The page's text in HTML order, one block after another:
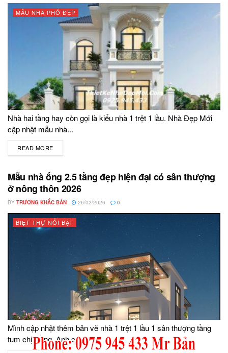
MẪU NHÀ PHỐ ĐẸP
Nhà hai tầng hay còn gọi là kiểu nhà 1 trệt 1 lầu. Nhà Đẹp Mới
cập nhật mẫu nhà...
READ MORE
Mẫu nhà ống 2.5 tầng đẹp hiện đại có sân thượng
ở nông thôn 2026
BY TRƯƠNG KHẮC BẢN 26/02/2026 0
BIỆT THỰ NỔI BẬT
Mình cập nhật thêm bản vẽ nhà 1 trệt 1 lầu 1 sân thượng tầng
tum chị Hồng. Anh chị...